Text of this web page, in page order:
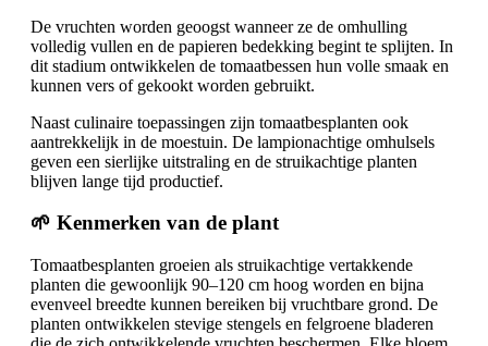
De vruchten worden geoogst wanneer ze de omhulling
volledig vullen en de papieren bedekking begint te splijten. In
dit stadium ontwikkelen de tomaatbessen hun volle smaak en
kunnen vers of gekookt worden gebruikt.
Naast culinaire toepassingen zijn tomaatbesplanten ook
aantrekkelijk in de moestuin. De lampionachtige omhulsels
geven een sierlijke uitstraling en de struikachtige planten
blijven lange tijd productief.
🌱 Kenmerken van de plant
Tomaatbesplanten groeien als struikachtige vertakkende
planten die gewoonlijk 90–120 cm hoog worden en bijna
evenveel breedte kunnen bereiken bij vruchtbare grond. De
planten ontwikkelen stevige stengels en felgroene bladeren